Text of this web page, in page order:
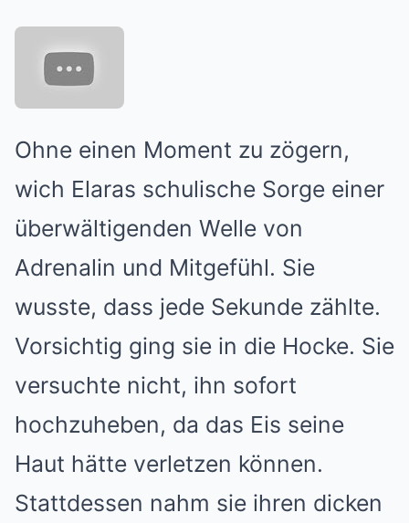
Ohne einen Moment zu zögern,
wich Elaras schulische Sorge einer
überwältigenden Welle von
Adrenalin und Mitgefühl. Sie
wusste, dass jede Sekunde zählte.
Vorsichtig ging sie in die Hocke. Sie
versuchte nicht, ihn sofort
hochzuheben, da das Eis seine
Haut hätte verletzen können.
Stattdessen nahm sie ihren dicken